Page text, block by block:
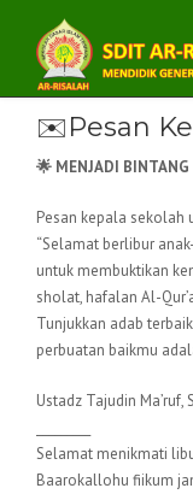
✉️Pesan
🌟 MENJADI
Pesan kepala sekolah
“Selamat berlibur
untuk membuktikan
sholat, hafalan Al-
Tunjukkan adab
perbuatan baikmu
Ustadz Tajudin Ma’ruf,
Selamat menikmati
Baarokallohu fiikum